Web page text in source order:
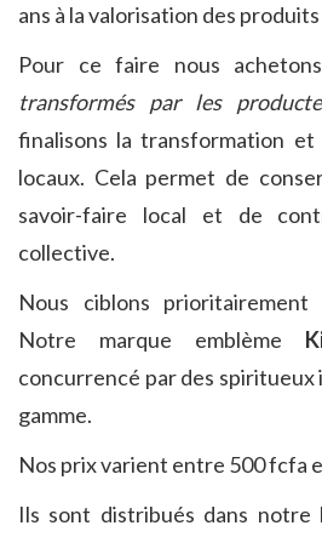
ans à la valorisation des
Pour ce faire nous
transformés par les
finalisons la transformation et
locaux. Cela permet de
savoir-faire local et de
collective.
Nous ciblons prioritairement
Notre marque emblème
concurrencé par des spiritueux
gamme.
Nos prix varient entre 500 fcfa
Ils sont distribués dans notre